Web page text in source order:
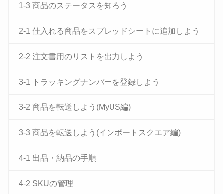
1-3 商品のステータスを知ろう
2-1 仕入れる商品をスプレッドシートに追加しよう
2-2 注文書用のリストを出力しよう
3-1 トラッキングナンバーを登録しよう
3-2 商品を転送しよう(MyUS編)
3-3 商品を転送しよう(インポートスクエア編)
4-1 出品・納品の手順
4-2 SKUの管理